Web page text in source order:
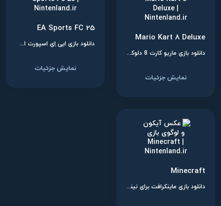
Mario Kart 8 Deluxe
دانلود بازی ماریو کارت 8 دلوکس برای نینتندو سوییچ
نمایش جزئیات
EA Sports FC 25
دانلود بازی ایی اِی اسپورت اف سی 25 برای نینتندو سوییچ
نمایش جزئیات
Minecraft
دانلود بازی ماینکرافت برای نینتندو سوییچ